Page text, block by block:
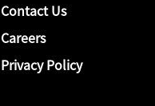
Contact Us
Careers
Privacy Policy